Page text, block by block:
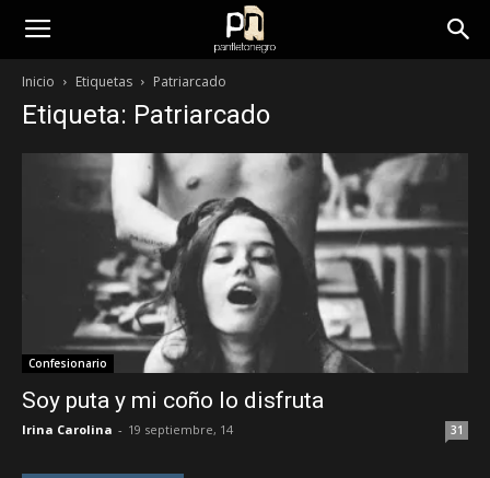
panfletonegro
Inicio Etiquetas Patriarcado
Etiqueta: Patriarcado
Confesionario
Soy puta y mi coño lo disfruta
Irina Carolina - 19 septiembre, 14 31